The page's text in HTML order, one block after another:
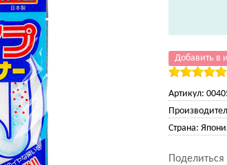
Добавить в
Артикул:
Страна: